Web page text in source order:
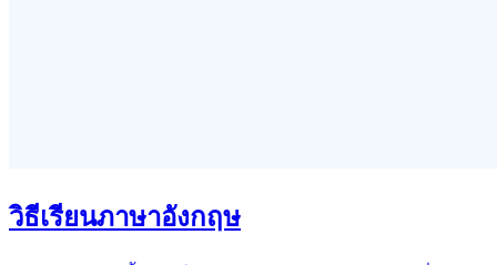
วิธีเรียนภาษาอังกฤษ